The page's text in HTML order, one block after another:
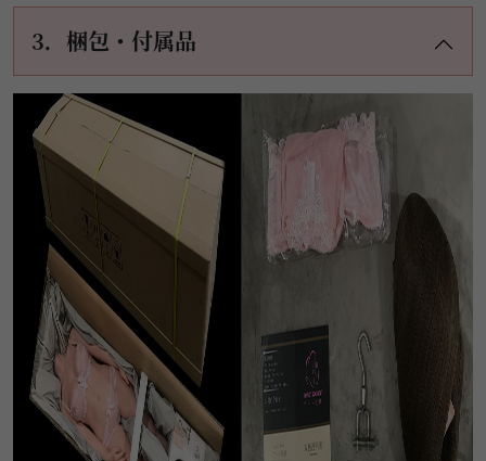
3．梱包・付属品